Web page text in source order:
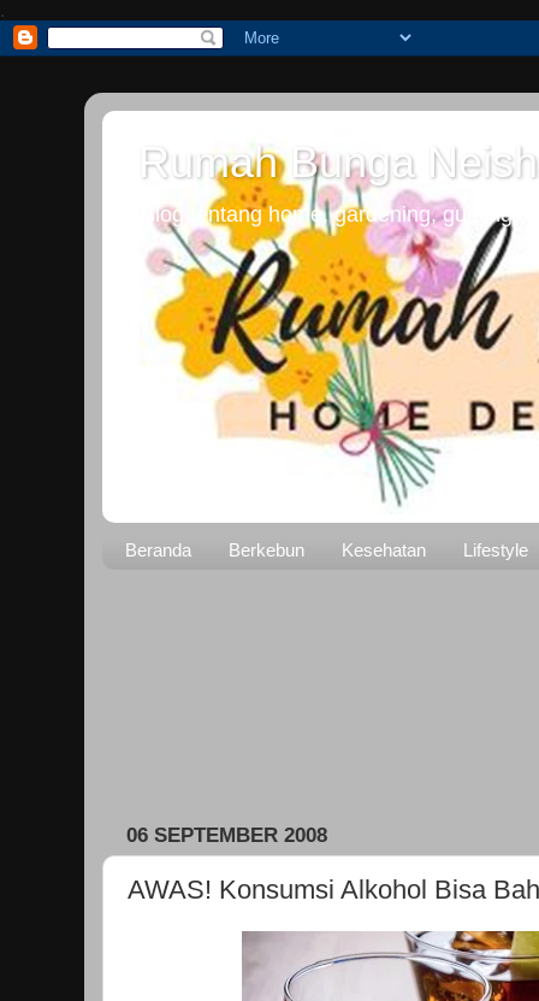
.
Rumah Bunga
Blog tentang home, gardening, guiding
Beranda Berkebun Kesehatan Lifestyle
06 SEPTEMBER 2008
AWAS! Konsumsi Alkohol Bisa